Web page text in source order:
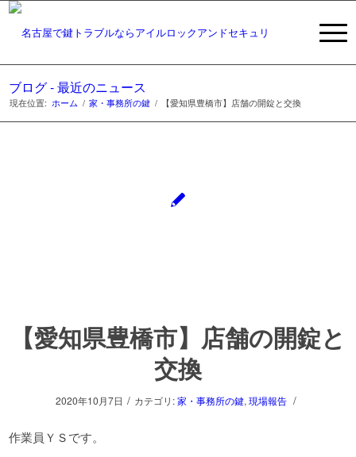
ブログ - 最近のニュース
現在位置: ホーム / 家・事務所の鍵 / 【愛知県豊橋市】店舗の開錠と交換
【愛知県豊橋市】店舗の開錠と
交換
2020年10月7日 / カテゴリ:家・事務所の鍵, 現場報告 /
作業員ＹＳです。